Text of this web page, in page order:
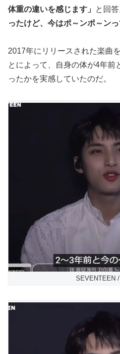
体重の違いを感じます」
と回答
ったけど、今はポ～ンポ～ンっ
2017年にリリースされた楽曲
とによって、自身の体が4年前
ったかを実感していたのだ。
SEVENTEEN